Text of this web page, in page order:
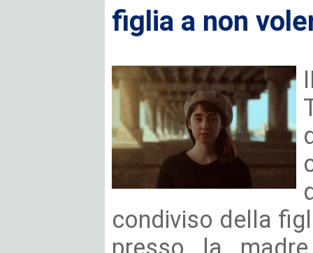
figlia a non
condiviso della
presso la